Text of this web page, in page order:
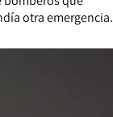
otra emergencia.